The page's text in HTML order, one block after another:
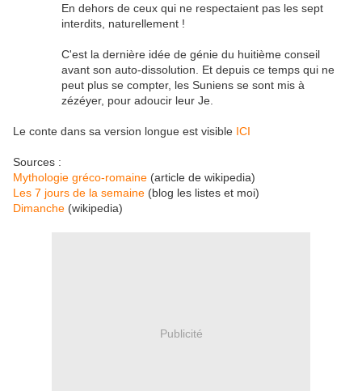
En dehors de ceux qui ne respectaient pas les sept
interdits, naturellement !
C'est la dernière idée de génie du huitième conseil
avant son auto-dissolution. Et depuis ce temps qui ne
peut plus se compter, les Suniens se sont mis à
zézéyer, pour adoucir leur Je.
Le conte dans sa version longue est visible ICI
Sources :
Mythologie gréco-romaine (article de wikipedia)
Les 7 jours de la semaine (blog les listes et moi)
Dimanche (wikipedia)
Publicité